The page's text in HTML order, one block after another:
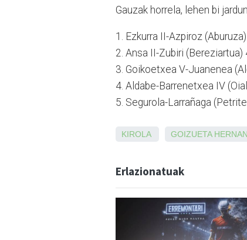
Gauzak horrela, lehen bi
1. Ezkurra II-Azpiroz
2. Ansa II-Zubiri (Bereziartua)
3. Goikoetxea V-Juanenea
4. Aldabe-Barrenetxea IV
5. Segurola-Larrañaga
KIROLA GOIZUETA
Erlazionatuak